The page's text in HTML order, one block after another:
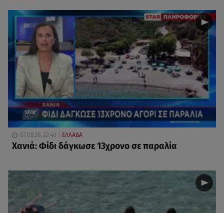
07.08.26, 22:40 ΕΛΛΑΔΑ
Χανιά: Φίδι δάγκωσε 13χρονο σε παραλία